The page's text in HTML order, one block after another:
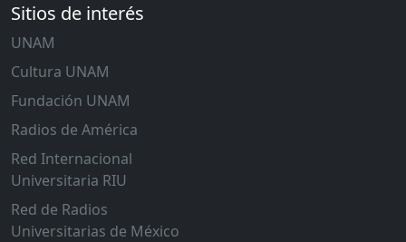
Sitios de interés
UNAM
Cultura UNAM
Fundación UNAM
Radios de América
Red Internacional
Universitaria RIU
Red de Radios
Universitarias de México